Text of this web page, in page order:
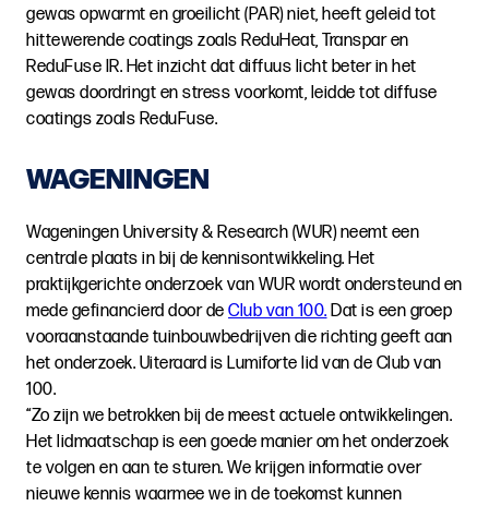
gewas opwarmt en groeilicht (PAR) niet, heeft geleid tot
hittewerende coatings zoals ReduHeat, Transpar en
ReduFuse IR. Het inzicht dat diffuus licht beter in het
gewas doordringt en stress voorkomt, leidde tot diffuse
coatings zoals ReduFuse.
WAGENINGEN
Wageningen University & Research (WUR) neemt een
centrale plaats in bij de kennisontwikkeling. Het
praktijkgerichte onderzoek van WUR wordt ondersteund en
mede gefinancierd door de Club van 100. Dat is een groep
vooraanstaande tuinbouwbedrijven die richting geeft aan
het onderzoek. Uiteraard is Lumiforte lid van de Club van
100.
“Zo zijn we betrokken bij de meest actuele ontwikkelingen.
Het lidmaatschap is een goede manier om het onderzoek
te volgen en aan te sturen. We krijgen informatie over
nieuwe kennis waarmee we in de toekomst kunnen